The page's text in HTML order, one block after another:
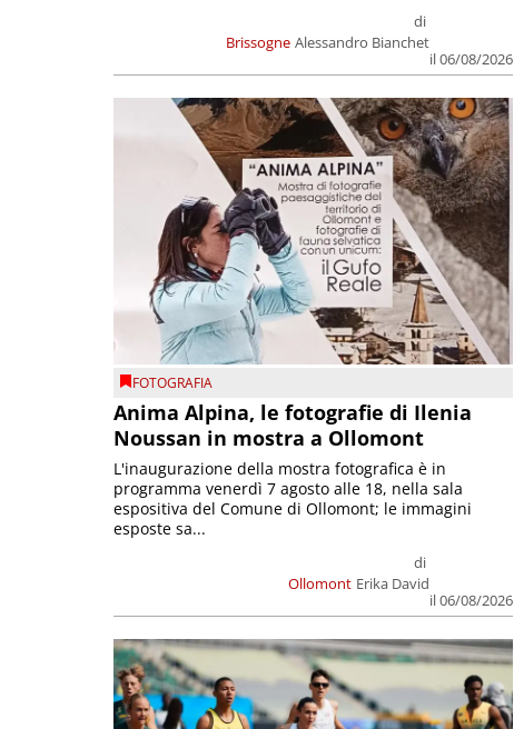
Brissogne
di
Alessandro Bianchet
il 06/08/2026
FOTOGRAFIA
Anima Alpina, le fotografie di Ilenia
Noussan in mostra a Ollomont
Ollomont
di
Erika David
il 06/08/2026
L'inaugurazione della mostra fotografica è in
programma venerdì 7 agosto alle 18, nella sala
espositiva del Comune di Ollomont; le immagini
esposte sa...